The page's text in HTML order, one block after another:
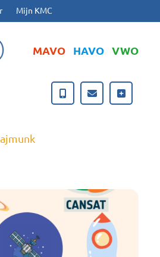
Ga naar hoofdinhoud
Ga naar footer
Mijn KMC
MAVO HAVO VWO